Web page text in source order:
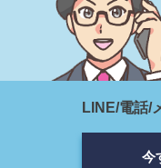
LINE/電話/
今